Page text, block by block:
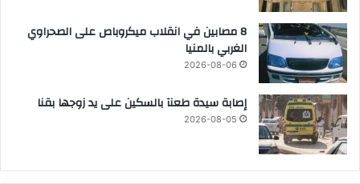
8 مصابين في انقلاب ميكروباص على الصحراوي
الغربي بالمنيا
2026-08-06
إصابة سيدة طعنآ بالسكين على يد زوجها بقنا
2026-08-05